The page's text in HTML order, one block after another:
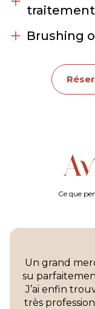
traitement
Brushing
Ce que
Un grand
su
J’ai enfin
très